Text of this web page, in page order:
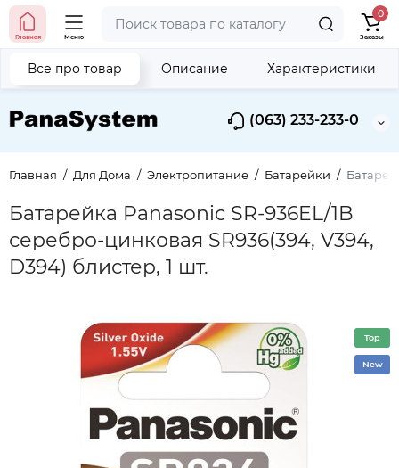
(063) 233-233-0
Главная Меню
0
Заказы
Главная Для Дома Электропитание Батарейки
Батарейка Panasonic SR-936EL/1B
серебро-цинковая SR936(394, V394,
D394) блистер, 1 шт.
Все про товар Описание Характеристики
Top
New